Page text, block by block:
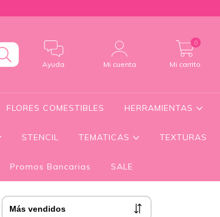
Ayuda Mi cuenta Mi carrito
0
FLORES COMESTIBLES HERRAMIENTAS
STENCIL TEMATICAS TEXTURAS
Promos Bancarias SALE